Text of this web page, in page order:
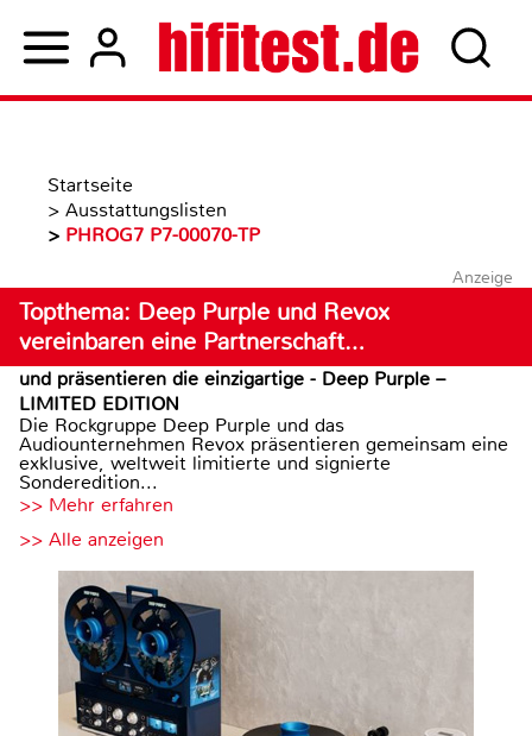
Startseite
> Ausstattungslisten
> PHROG7 P7-00070-TP
Anzeige
Topthema: Deep Purple und Revox
vereinbaren eine Partnerschaft…
und präsentieren die einzigartige - Deep Purple –
LIMITED EDITION
Die Rockgruppe Deep Purple und das
Audiounternehmen Revox präsentieren gemeinsam eine
exklusive, weltweit limitierte und signierte
Sonderedition...
>> Mehr erfahren
>> Alle anzeigen